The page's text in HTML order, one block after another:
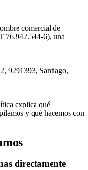
comercial de
76.942.544-6), una
9291393, Santiago,
explica qué
y qué hacemos con
directamente